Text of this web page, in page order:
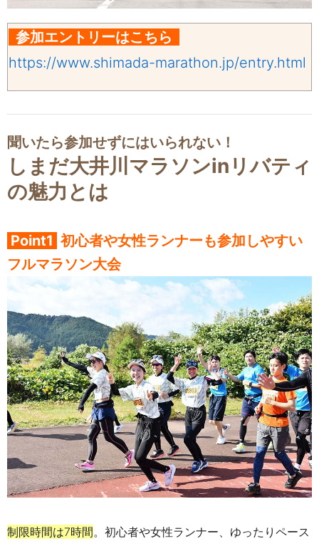
参加エントリーはこちら
https://www.shimada-marathon.jp/entry.html
聞いたら参加せずにはいられない！
しまだ大井川マラソンinリバティ
の魅力とは
Point1 初心者や女性ランナーも参加しやすい
フルマラソン大会
制限時間は7時間。初心者や女性ランナー、ゆったりペース